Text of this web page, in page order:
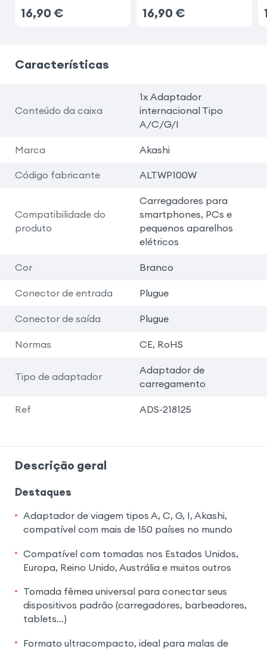
16,90 € 16,90 €
Características
Conteúdo da caixa
1x Adaptador
internacional Tipo
A/C/G/I
Marca Akashi
Código fabricante ALTWP100W
Compatibilidade do
produto
Carregadores para
smartphones, PCs e
pequenos aparelhos
elétricos
Cor Branco
Conector de entrada Plugue
Conector de saída Plugue
Normas CE, RoHS
Tipo de adaptador
Adaptador de
carregamento
Ref ADS-218125
Descrição geral
Destaques
Adaptador de viagem tipos A, C, G, I, Akashi,
compatível com mais de 150 países no mundo
Compatível com tomadas nos Estados Unidos,
Europa, Reino Unido, Austrália e muitos outros
Tomada fêmea universal para conectar seus
dispositivos padrão (carregadores, barbeadores,
tablets...)
Formato ultracompacto, ideal para malas de